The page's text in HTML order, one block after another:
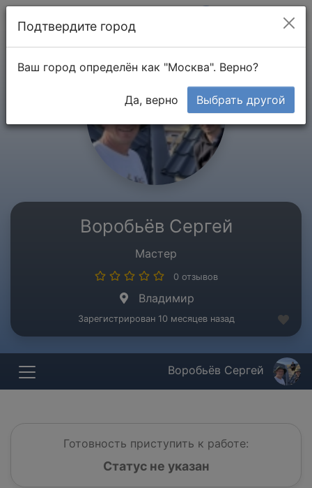
Воробьёв Сергей
Мастер
0 отзывов
Владимир
Зарегистрирован 10 месяцев назад
Воробьёв Сергей
Готовность приступить к работе:
Статус не указан
Подтвердите город
Ваш город определён как "Москва". Верно?
Да, верно Выбрать другой